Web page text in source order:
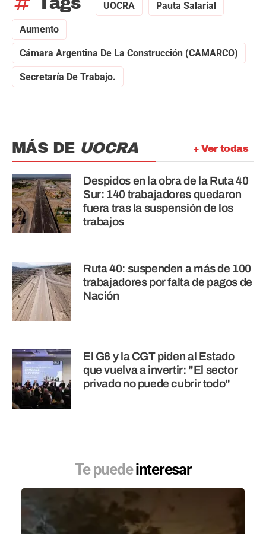
UOCRA Pauta Salarial
Aumento
Cámara Argentina De La Construcción (CAMARCO)
Secretaría De Trabajo.
+ Ver todas
MÁS DE UOCRA
Despidos en la obra de la Ruta 40
Sur: 140 trabajadores quedaron
fuera tras la suspensión de los
trabajos
Ruta 40: suspenden a más de 100
trabajadores por falta de pagos de
Nación
El G6 y la CGT piden al Estado
que vuelva a invertir: "El sector
privado no puede cubrir todo"
Te puedeinteresar